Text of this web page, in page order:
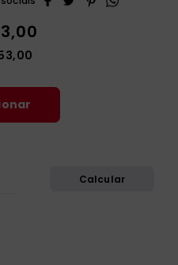
,00
,00